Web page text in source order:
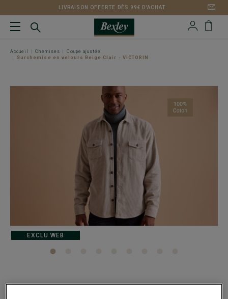
LIVRAISON OFFERTE DÈS 99€ D'ACHAT
Accueil Chemises
Coupe ajustée
Surchemise en velours Beige Clair - VICTORIN
EXCLU WEB